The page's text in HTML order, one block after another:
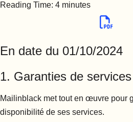
Reading Time: 4 minutes
En date du 01/10/2024
1. Garanties de
Mailinblack met tout en œuvre pour
disponibilité de ses services.